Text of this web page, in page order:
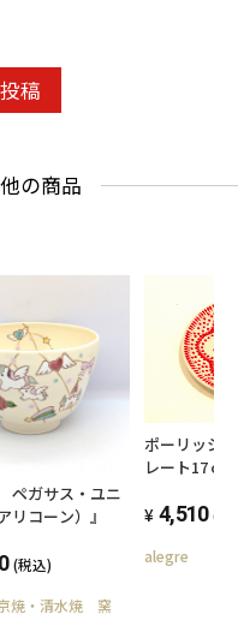
稿
の商品
ペガサス・ユニ
リコーン）』
(税込)
焼・清水焼 窯
ポーリッシ
レート17ｃ
4,510 (税
alegre